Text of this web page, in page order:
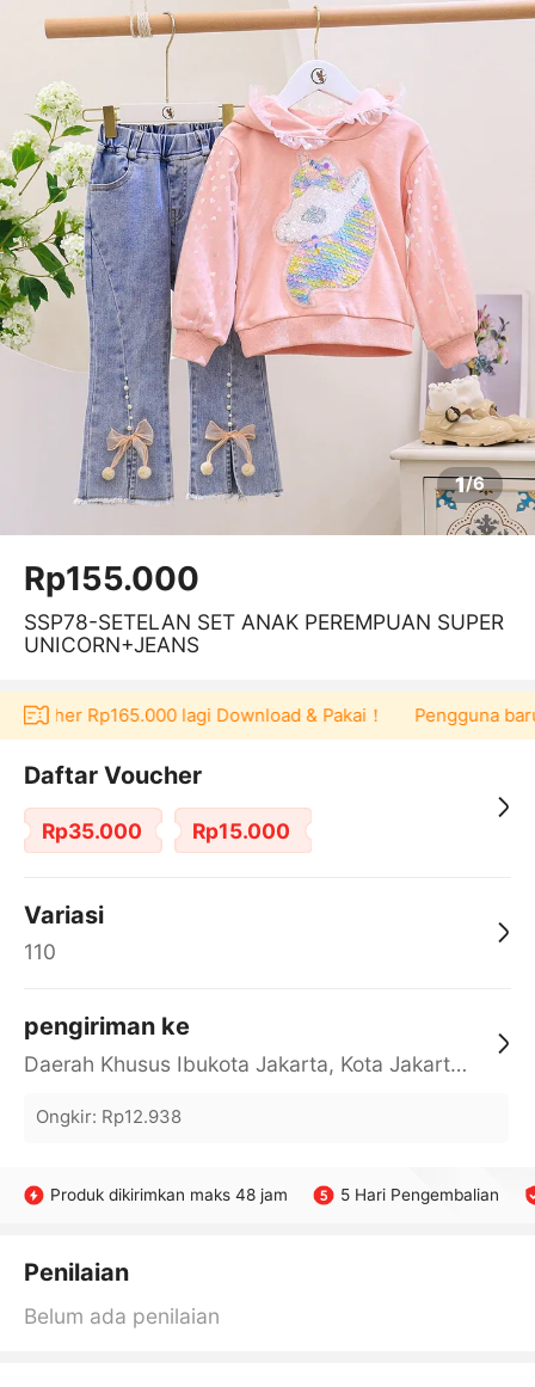
1/6
Rp155.000
SSP78-SETELAN SET ANAK PEREMPUAN SUPER
UNICORN+JEANS
Rp165.000 lagi Download & Pakai！ Pengguna
Daftar Voucher
Rp35.000 Rp15.000
Variasi
110
pengiriman ke
Daerah Khusus Ibukota Jakarta, Kota Jakarta Barat, Cengkareng, yy
Ongkir: Rp12.938
Produk dikirimkan maks 48 jam 5 Hari Pengembalian
Penilaian
Belum ada penilaian